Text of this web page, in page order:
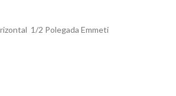
1/2 Polegada Emmeti